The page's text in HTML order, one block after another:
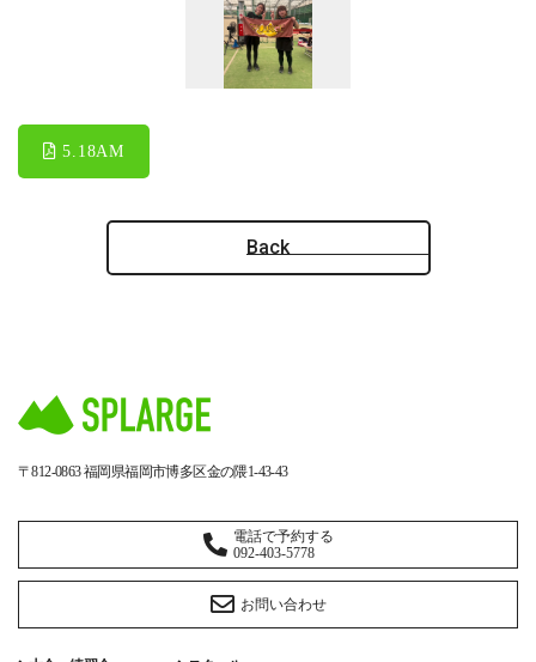
5.18AM
Back
〒812-0863福岡県福岡市博多区金の隈1-43-43
電話で予約する
092-403-5778
お問い合わせ